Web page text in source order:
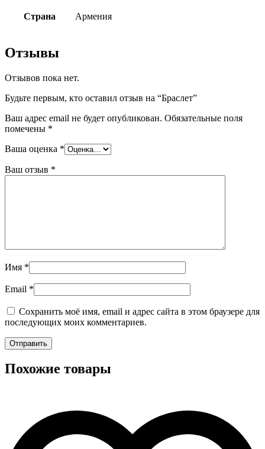
Страна Армения
Отзывы
Отзывов пока нет.
Будьте первым, кто оставил отзыв на “Браслет”
Ваш адрес email не будет опубликован. Обязательные поля
помечены *
Ваша оценка *
Ваш отзыв *
Имя *
Email *
Сохранить моё имя, email и адрес сайта в этом браузере для
последующих моих комментариев.
Похожие товары